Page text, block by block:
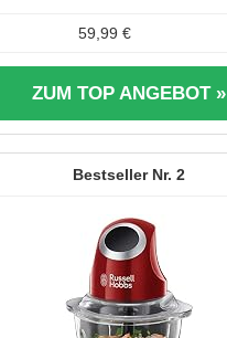
59,99 €
ZUM TOP ANGEBOT »
2